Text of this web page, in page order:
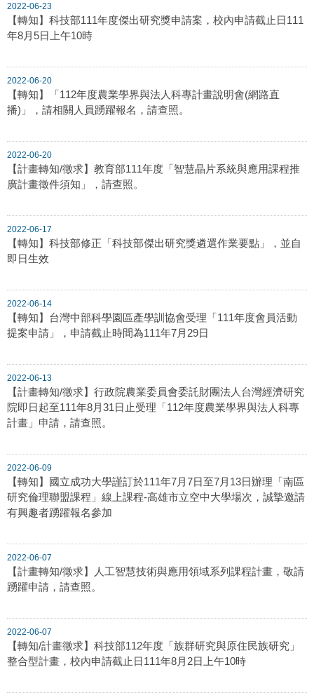
2022-06-23
【轉知】科技部111年度傑出研究獎申請案，校內申請截止日111
年8月5日上午10時
2022-06-20
【轉知】「112年度農業學界與法人科專計畫說明會(網路直
播)」，請相關人員踴躍報名，請查照。
2022-06-20
【計畫轉知/徵求】教育部111年度「智慧晶片系統與應用課程推
廣計畫徵件須知」，請查照。
2022-06-17
【轉知】科技部修正「科技部傑出研究獎遴選作業要點」，並自
即日生效
2022-06-14
【轉知】台灣中部科學園區產學訓協會受理「111年度會員活動
提案申請」，申請截止時間為111年7月29日
2022-06-13
【計畫轉知/徵求】行政院農業委員會委託財團法人台灣經濟研究
院即日起至111年8月31日止受理「112年度農業學界與法人科專
計畫」申請，請查照。
2022-06-09
【轉知】國立成功大學謹訂於111年7月7日至7月13日辦理「南區
研究倫理聯盟課程」線上課程-高雄市立空中大學場次，誠摯邀請
有興趣者踴躍報名參加
2022-06-07
【計畫轉知/徵求】人工智慧技術與應用領域系列課程計畫，敬請
踴躍申請，請查照。
2022-06-07
【轉知/計畫徵求】科技部112年度「族群研究與原住民族研究」
整合型計畫，校內申請截止日111年8月2日上午10時